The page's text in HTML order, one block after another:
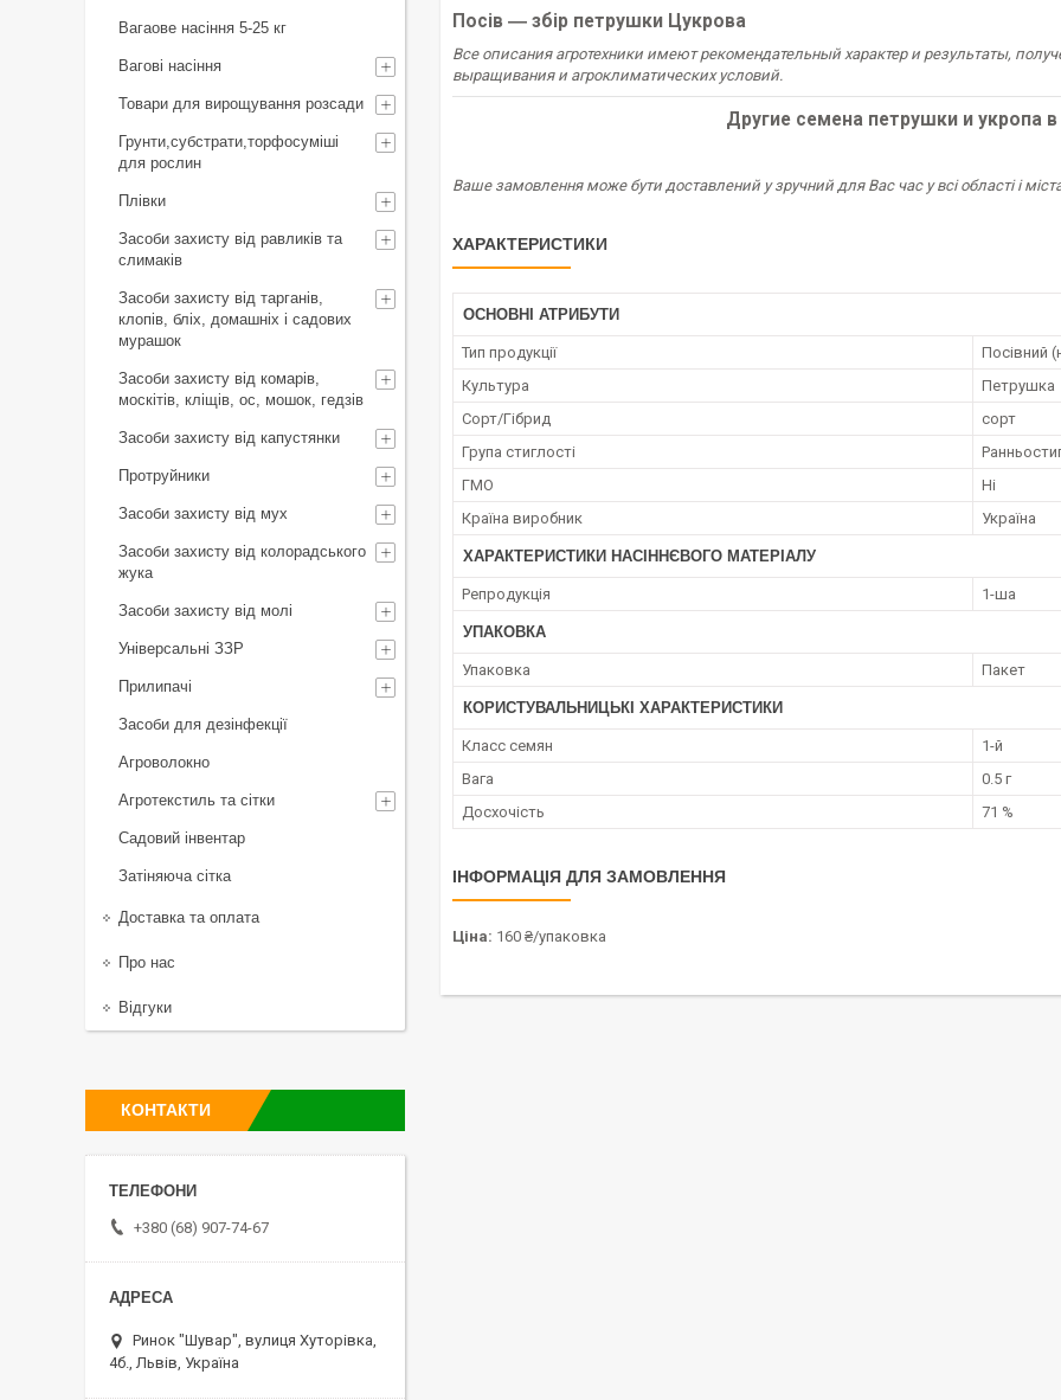
Посів ― збір петрушки Цукрова
Все описания агротехники имеют рекомендательный характер и результаты,
выращивания и агроклиматических условий.
Другие семена петрушки и укропа
Ваше замовлення може бути доставлений у зручний для Вас час у всі області і
ХАРАКТЕРИСТИКИ
ОСНОВНІ АТРИБУТИ
Тип продукції
Посівний
Культура
Петрушка
Сорт/Гібрид
сорт
Група стиглості
ГМО
Ні
Країна виробник
Україна
ХАРАКТЕРИСТИКИ НАСІННЄВОГО МАТЕРІАЛУ
Репродукція 1-ша
УПАКОВКА
Упаковка Пакет
КОРИСТУВАЛЬНИЦЬКІ ХАРАКТЕРИСТИКИ
Класс семян
1-й
Вага
0.5 г
Досхочість
71 %
ІНФОРМАЦІЯ ДЛЯ ЗАМОВЛЕННЯ
Ціна: 160 ₴/упаковка
Вагаове насіння 5-25 кг
Вагові насіння
Товари для вирощування розсади
Грунти,субстрати,торфосуміші
для рослин
Плівки
Засоби захисту від равликів та
слимаків
Засоби захисту від тарганів,
клопів, бліх, домашніх і садових
мурашок
Засоби захисту від комарів,
москітів, кліщів, ос, мошок, гедзів
Засоби захисту від капустянки
Протруйники
Засоби захисту від мух
Засоби захисту від колорадського
жука
Засоби захисту від молі
Універсальні ЗЗР
Прилипачі
Засоби для дезінфекції
Агроволокно
Агротекстиль та сітки
Садовий інвентар
Затіняюча сітка
Доставка та оплата
Про нас
Відгуки
КОНТАКТИ
+380 (68) 907-74-67
Ринок "Шувар", вулиця Хуторівка,
4б., Львів, Україна